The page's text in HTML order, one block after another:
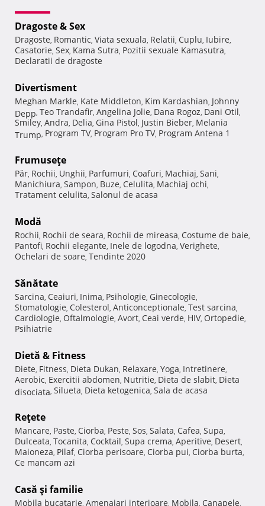
Dragoste & Sex
Dragoste, Romantic, Viata sexuala, Relatii, Cuplu, Iubire,
Casatorie, Sex, Kama Sutra, Pozitii sexuale Kamasutra,
Declaratii de dragoste
Divertisment
Meghan Markle, Kate Middleton, Kim Kardashian, Johnny
Depp, Teo Trandafir, Angelina Jolie, Dana Rogoz, Dani Otil,
Smiley, Andra, Delia, Gina Pistol, Justin Bieber, Melania
Trump, Program TV, Program Pro TV, Program Antena 1
Frumuseţe
Păr, Rochii, Unghii, Parfumuri, Coafuri, Machiaj, Sani,
Manichiura, Sampon, Buze, Celulita, Machiaj ochi,
Tratament celulita, Salonul de acasa
Modă
Rochii, Rochii de seara, Rochii de mireasa, Costume de baie,
Pantofi, Rochii elegante, Inele de logodna, Verighete,
Ochelari de soare, Tendinte 2020
Sănătate
Sarcina, Ceaiuri, Inima, Psihologie, Ginecologie,
Stomatologie, Colesterol, Anticonceptionale, Test sarcina,
Cardiologie, Oftalmologie, Avort, Ceai verde, HIV, Ortopedie,
Psihiatrie
Dietă & Fitness
Diete, Fitness, Dieta Dukan, Relaxare, Yoga, Intretinere,
Aerobic, Exercitii abdomen, Nutritie, Dieta de slabit, Dieta
disociata, Silueta, Dieta ketogenica, Sala de acasa
Reţete
Mancare, Paste, Ciorba, Peste, Sos, Salata, Cafea, Supa,
Dulceata, Tocanita, Cocktail, Supa crema, Aperitive, Desert,
Maioneza, Pilaf, Ciorba perisoare, Ciorba pui, Ciorba burta,
Ce mancam azi
Casă şi familie
Mobila bucatarie, Amenajari interioare, Mobila, Canapele,